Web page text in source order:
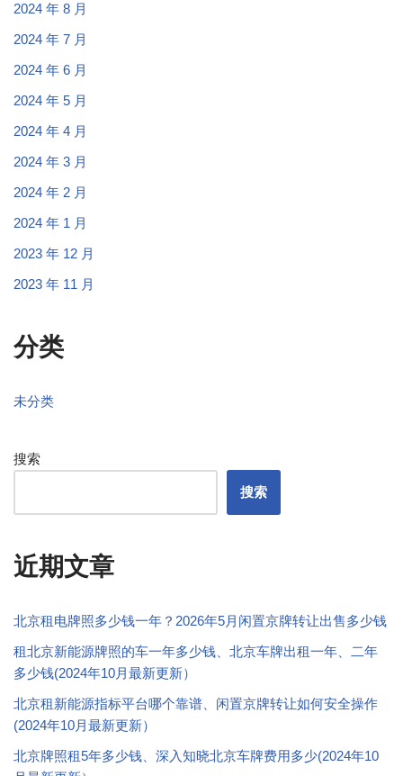
2024 年 8 月
2024 年 7 月
2024 年 6 月
2024 年 5 月
2024 年 4 月
2024 年 3 月
2024 年 2 月
2024 年 1 月
2023 年 12 月
2023 年 11 月
分类
未分类
搜索
搜索
近期文章
北京租电牌照多少钱一年？2026年5月闲置京牌转让出售多少钱
租北京新能源牌照的车一年多少钱、北京车牌出租一年、二年
多少钱(2024年10月最新更新）
北京租新能源指标平台哪个靠谱、闲置京牌转让如何安全操作
(2024年10月最新更新）
北京牌照租5年多少钱、深入知晓北京车牌费用多少(2024年10